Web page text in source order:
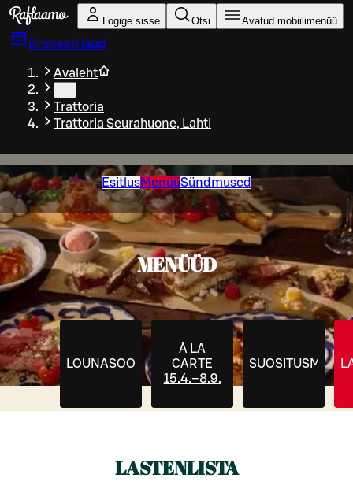
Liigu peamise sisu juurde
Logige sisse Otsi Avatud mobiilimenüü
Broneeri laud
Avaleht
Trattoria
Trattoria Seurahuone, Lahti
EsitlusMenüüSündmused
MENÜÜD
LÕUNASÖÖK
À LA
CARTE
15.4.–8.9.
SUOSITUSMENU
LASTENLISTA